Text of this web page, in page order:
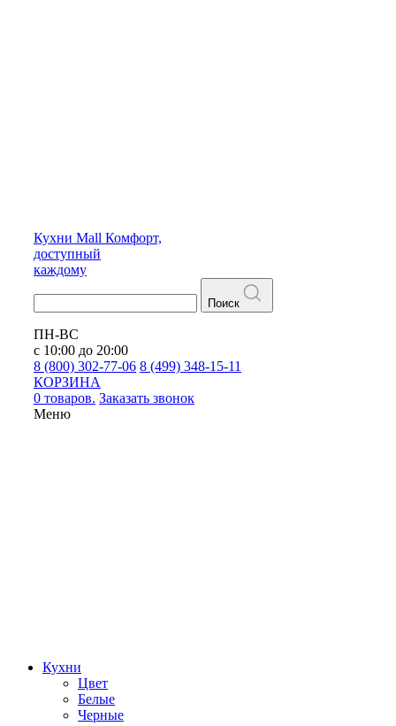
Кухни Mall Комфорт,
доступный
каждому
Поиск
ПН-ВС
с 10:00 до 20:00
8 (800) 302-77-06 8 (499) 348-15-11
КОРЗИНА
0 товаров. Заказать звонок
Меню
Кухни
Цвет
Белые
Черные